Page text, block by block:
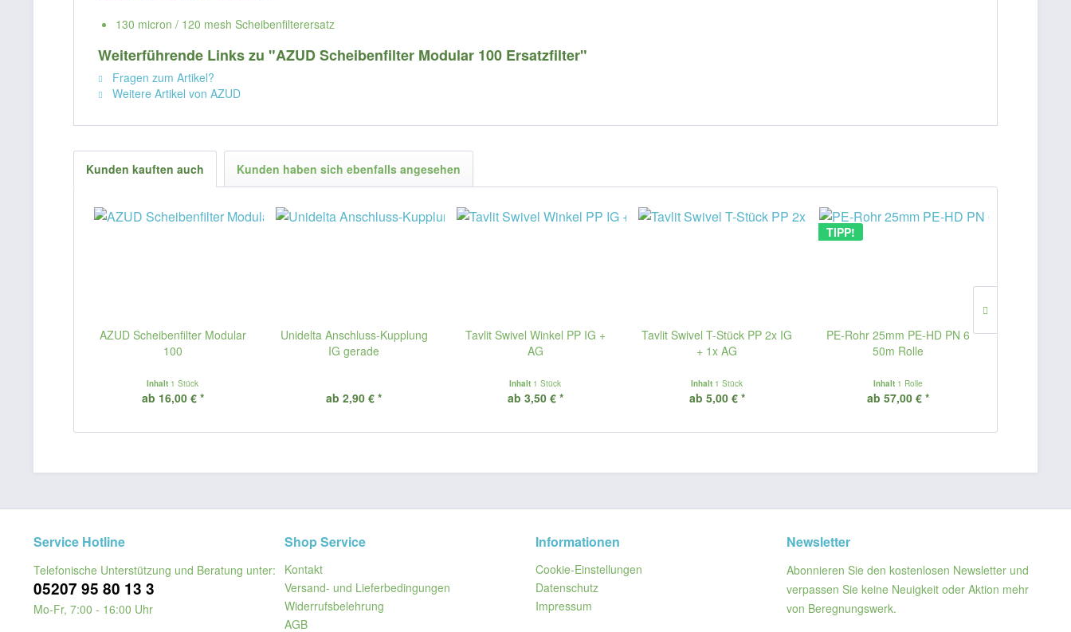
130 micron / 120 mesh Scheibenfilterersatz
Weiterführende Links zu "AZUD Scheibenfilter Modular 100 Ersatzfilter"
Fragen zum Artikel?
Weitere Artikel von AZUD
Kunden kauften auch Kunden haben sich ebenfalls angesehen
AZUD Scheibenfilter Modular
100
Inhalt 1 Stück
ab 16,00 € *
Unidelta Anschluss-Kupplung
IG gerade
ab 2,90 € *
Tavlit Swivel Winkel PP IG +
AG
Inhalt 1 Stück
ab 3,50 € *
Tavlit Swivel T-Stück PP 2x IG
+ 1x AG
Inhalt 1 Stück
ab 5,00 € *
TIPP!
PE-Rohr 25mm PE-HD PN 6
50m Rolle
Inhalt 1 Rolle
ab 57,00 € *
Service Hotline
Telefonische Unterstützung und Beratung unter:
05207 95 80 13 3
Mo-Fr, 7:00 - 16:00 Uhr
Shop Service
Kontakt
Versand- und Lieferbedingungen
Widerrufsbelehrung
AGB
Informationen
Cookie-Einstellungen
Datenschutz
Impressum
Newsletter
Abonnieren Sie den kostenlosen Newsletter und
verpassen Sie keine Neuigkeit oder Aktion mehr
von Beregnungswerk.